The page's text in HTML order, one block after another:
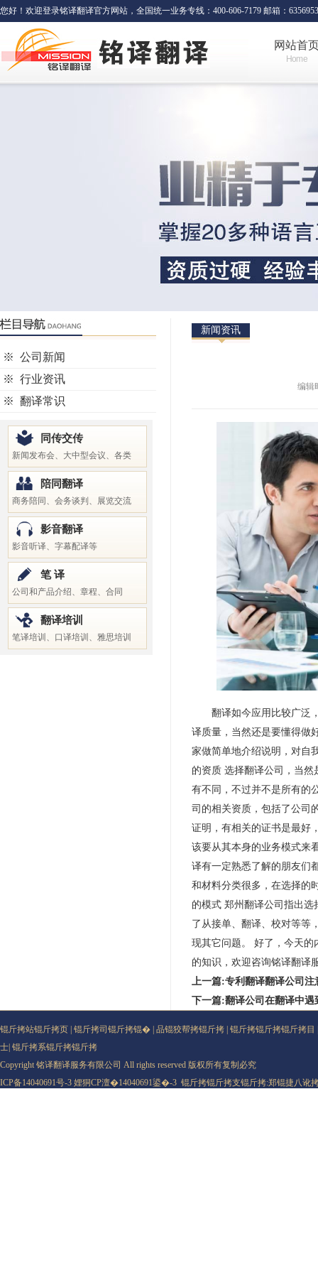
您好！欢迎登录铭译翻译官方网站，全国统一业务专线：400-606-7179 邮箱：
网站首
Home
※ 公司新闻
※ 行业资讯
※ 翻译常识
同传交传
新闻发布会、大中型会议、各类
陪同翻译
商务陪同、会务谈判、展览交流
影音翻译
影音听译、字幕配译等
笔 译
公司和产品介绍、章程、合同
翻译培训
笔译培训、口译培训、雅思培训
新闻资讯
编辑
翻译如今应用比较广泛，
译质量，当然还是要懂得做
家做简单地介绍说明，对自
的资质 选择翻译公司，当
有不同，不过并不是所有的
司的相关资质，包括了公司
证明，有相关的证书是最好
该要从其本身的业务模式来
译有一定熟悉了解的朋友们
和材料分类很多，在选择的
的模式 郑州翻译公司指出
了从接单、翻译、校对等等
现其它问题。 好了，今天
的知识，欢迎咨询铭译翻译
上一篇:专利翻译翻译公司注
下一篇:翻译公司在翻译中遇
锟斤拷站锟斤拷页 锟斤拷司锟斤拷锟� 品锟狡帮拷锟斤拷 锟斤拷锟斤拷锟斤拷目
士 锟斤拷系锟斤拷锟斤拷
Copyright 铭译翻译服务有限公司 All rights reserved 版权所有复制必究
ICP备14040691号-3 娌狪CP澶�14040691鍙�-3 锟斤拷锟斤拷支锟斤拷:郑锟捷八讹